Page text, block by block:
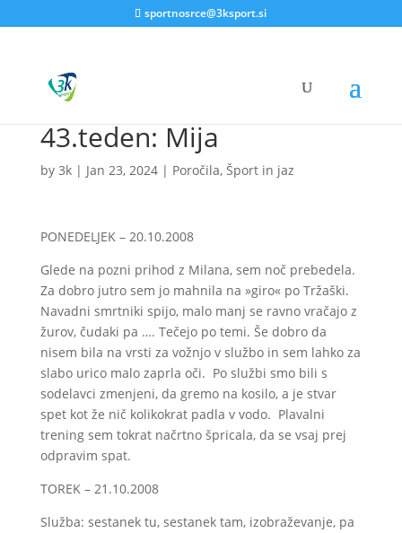
sportnosrce@3ksport.si
43.teden: Mija
by 3k| Jan 23, 2024| Poročila, Šport in jaz
PONEDELJEK – 20.10.2008
Glede na pozni prihod z Milana, sem noč prebedela.
Za dobro jutro sem jo mahnila na »giro« po Tržaški.
Navadni smrtniki spijo, malo manj se ravno vračajo z
žurov, čudaki pa …. Tečejo po temi. Še dobro da
nisem bila na vrsti za vožnjo v službo in sem lahko za
slabo urico malo zaprla oči. Po službi smo bili s
sodelavci zmenjeni, da gremo na kosilo, a je stvar
spet kot že nič kolikokrat padla v vodo. Plavalni
trening sem tokrat načrtno špricala, da se vsaj prej
odpravim spat.
TOREK – 21.10.2008
Služba: sestanek tu, sestanek tam, izobraževanje, pa